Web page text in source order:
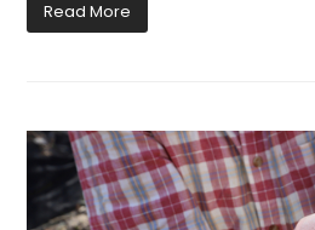
Read More